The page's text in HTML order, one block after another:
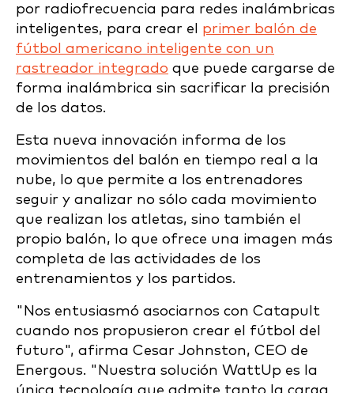
por radiofrecuencia para redes inalámbricas
inteligentes, para crear el primer balón de
fútbol americano inteligente con un
rastreador integrado que puede cargarse de
forma inalámbrica sin sacrificar la precisión
de los datos.
Esta nueva innovación informa de los
movimientos del balón en tiempo real a la
nube, lo que permite a los entrenadores
seguir y analizar no sólo cada movimiento
que realizan los atletas, sino también el
propio balón, lo que ofrece una imagen más
completa de las actividades de los
entrenamientos y los partidos.
"Nos entusiasmó asociarnos con Catapult
cuando nos propusieron crear el fútbol del
futuro", afirma Cesar Johnston, CEO de
Energous. "Nuestra solución WattUp es la